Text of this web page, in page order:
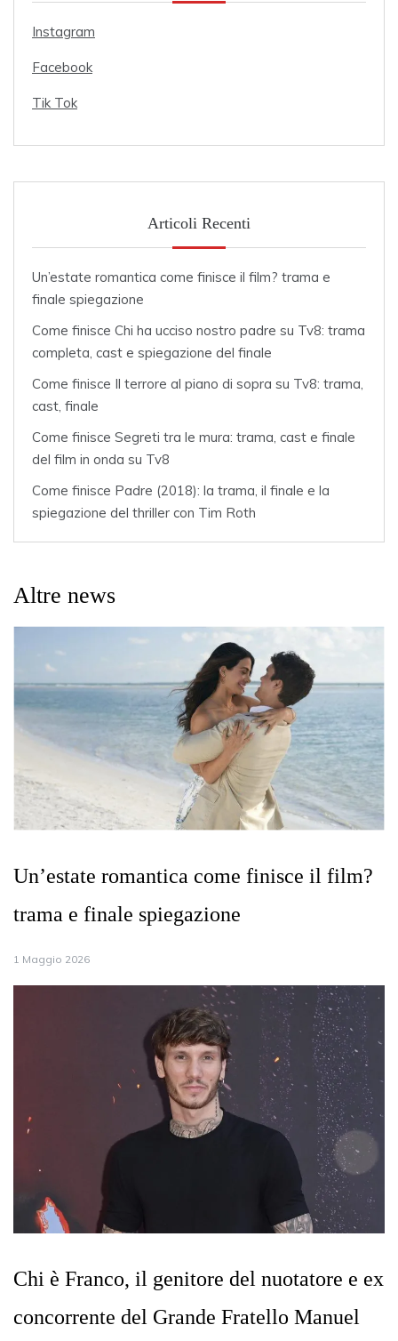
Instagram
Facebook
Tik Tok
Articoli Recenti
Un’estate romantica come finisce il film? trama e
finale spiegazione
Come finisce Chi ha ucciso nostro padre su Tv8: trama
completa, cast e spiegazione del finale
Come finisce Il terrore al piano di sopra su Tv8: trama,
cast, finale
Come finisce Segreti tra le mura: trama, cast e finale
del film in onda su Tv8
Come finisce Padre (2018): la trama, il finale e la
spiegazione del thriller con Tim Roth
Altre news
Un’estate romantica come finisce il film?
trama e finale spiegazione
1 Maggio 2026
Chi è Franco, il genitore del nuotatore e ex
concorrente del Grande Fratello Manuel